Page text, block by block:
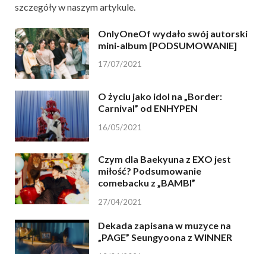
szczegóły w naszym artykule.
OnlyOneOf wydało swój autorski
mini-album [PODSUMOWANIE]
17/07/2021
O życiu jako idol na „Border:
Carnival” od ENHYPEN
16/05/2021
Czym dla Baekyuna z EXO jest
miłość? Podsumowanie
comebacku z „BAMBI”
27/04/2021
Dekada zapisana w muzyce na
„PAGE” Seungyoona z WINNER